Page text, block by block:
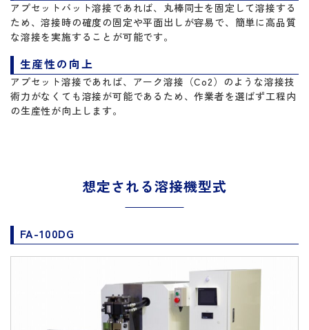
アプセットバット溶接であれば、丸棒同士を固定して溶接する
ため、溶接時の確度の固定や平面出しが容易で、簡単に高品質
な溶接を実施することが可能です。
生産性の向上
アプセット溶接であれば、アーク溶接（Co2）のような溶接技
術力がなくても溶接が可能であるため、作業者を選ばず工程内
の生産性が向上します。
想定される溶接機型式
FA-100DG